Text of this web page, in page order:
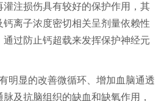
注损伤具有较好的保护作用，其
离子浓度密切相关呈剂量依赖性
过防止钙超载来发挥保护神经元
显的改善微循环、增加血脑通透
及抗脑组织的缺血和缺氧作用，